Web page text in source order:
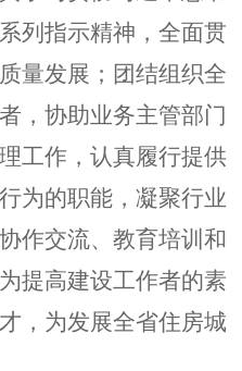
列指示精神，全面贯
量发展；团结组织全
，协助业务主管部门
工作，认真履行提供
为的职能，凝聚行业
作交流、教育培训和
提高建设工作者的素
，为发展全省住房城